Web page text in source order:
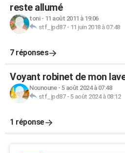
reste allumé
toni- 11 août 2011 à 19:06
stf_jpd87- 11 juin 2018 à 07:48
7 réponses
Voyant robinet de mon
Nounoune- 5 août 2024 à 07:48
stf_jpd87- 5 août 2024 à 08:12
1 réponse